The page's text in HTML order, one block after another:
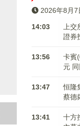
2026年8月
14:03
上
證券
13:56
卡賓
元
13:47
恒隆
蔡德
13:41
十方